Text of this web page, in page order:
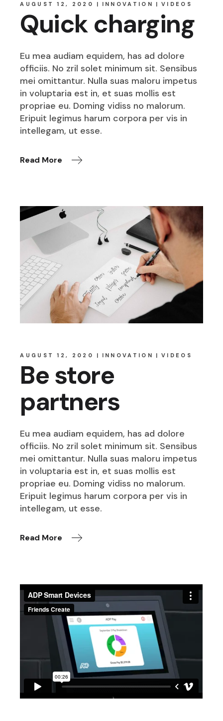
AUGUST 12, 2020 INNOVATION VIDEOS
Quick charging
Eu mea audiam equidem, has ad dolore
officiis. No zril solet minimum sit. Sensibus
mei omittantur. Nulla suas maloru impetus
in voluptaria est in, et suas mollis est
propriae eu. Doming vidiss no malorum.
Eripuit legimus harum corpora per vis in
intellegam, ut esse.
Read More
AUGUST 12, 2020 INNOVATION VIDEOS
Be store
partners
Eu mea audiam equidem, has ad dolore
officiis. No zril solet minimum sit. Sensibus
mei omittantur. Nulla suas maloru impetus
in voluptaria est in, et suas mollis est
propriae eu. Doming vidiss no malorum.
Eripuit legimus harum corpora per vis in
intellegam, ut esse.
Read More